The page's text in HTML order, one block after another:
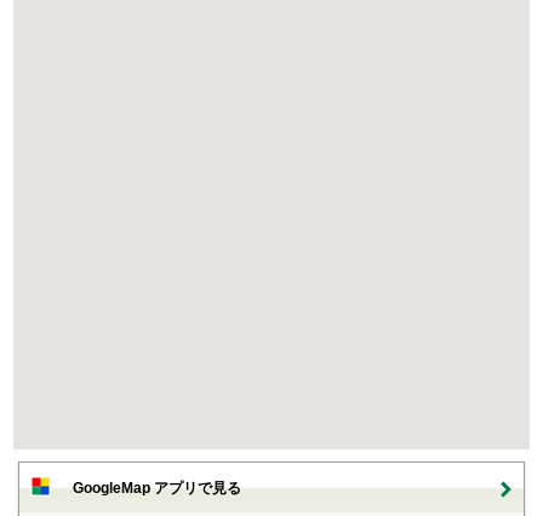
GoogleMap アプリで見る